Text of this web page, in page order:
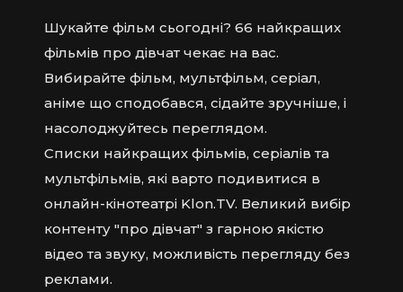
Шукайте фільм сьогодні? 66 найкращих
фільмів про дівчат чекає на вас.
Вибирайте фільм, мультфільм, серіал,
аніме що сподобався, сідайте зручніше, і
насолоджуйтесь переглядом.
Списки найкращих фільмів, серіалів та
мультфільмів, які варто подивитися в
онлайн-кінотеатрі Klon.TV. Великий вибір
контенту "про дівчат" з гарною якістю
відео та звуку, можливість перегляду без
реклами.